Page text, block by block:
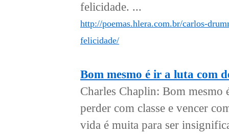
felicidade. ...
http://poemas.hlera.com.br/carlos-
felicidade/
Bom mesmo é ir a luta com
Charles Chaplin: Bom mesmo
perder com classe e vencer
vida é muita para ser